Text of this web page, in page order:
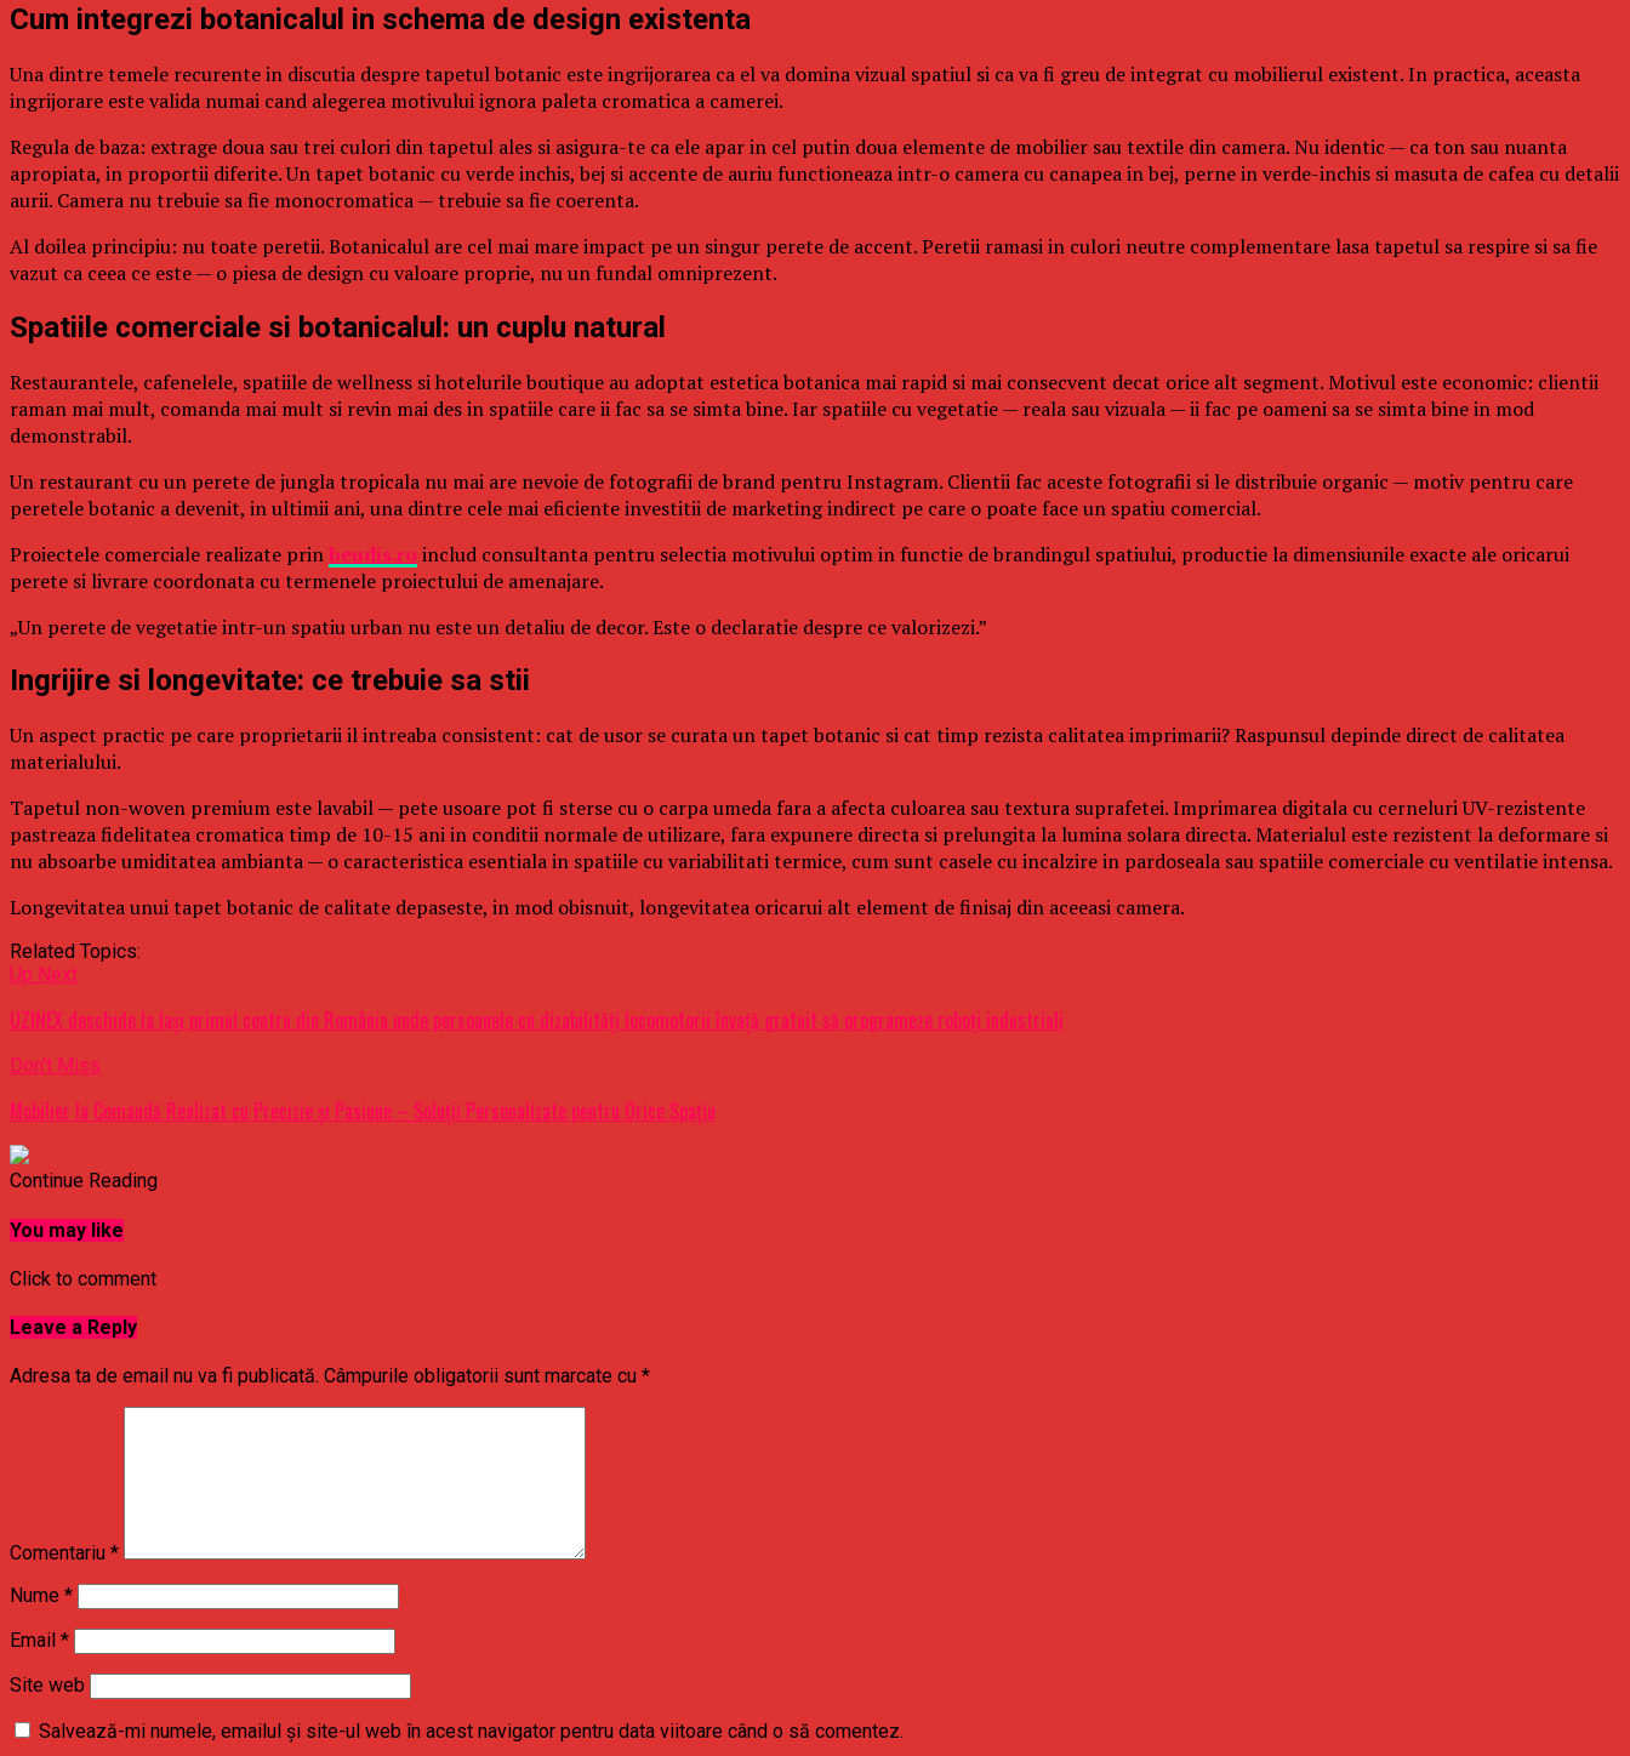
Cum integrezi botanicalul in schema de design existenta
Una dintre temele recurente in discutia despre tapetul botanic este ingrijorarea ca el va domina vizual spatiul si ca va fi greu de integrat cu mobilierul existent. In practica, aceasta
ingrijorare este valida numai cand alegerea motivului ignora paleta cromatica a camerei.
Regula de baza: extrage doua sau trei culori din tapetul ales si asigura-te ca ele apar in cel putin doua elemente de mobilier sau textile din camera. Nu identic — ca ton sau nuanta
apropiata, in proportii diferite. Un tapet botanic cu verde inchis, bej si accente de auriu functioneaza intr-o camera cu canapea in bej, perne in verde-inchis si masuta de cafea cu detalii
aurii. Camera nu trebuie sa fie monocromatica — trebuie sa fie coerenta.
Al doilea principiu: nu toate peretii. Botanicalul are cel mai mare impact pe un singur perete de accent. Peretii ramasi in culori neutre complementare lasa tapetul sa respire si sa fie
vazut ca ceea ce este — o piesa de design cu valoare proprie, nu un fundal omniprezent.
Spatiile comerciale si botanicalul: un cuplu natural
Restaurantele, cafenelele, spatiile de wellness si hotelurile boutique au adoptat estetica botanica mai rapid si mai consecvent decat orice alt segment. Motivul este economic: clientii
raman mai mult, comanda mai mult si revin mai des in spatiile care ii fac sa se simta bine. Iar spatiile cu vegetatie — reala sau vizuala — ii fac pe oameni sa se simta bine in mod
demonstrabil.
Un restaurant cu un perete de jungla tropicala nu mai are nevoie de fotografii de brand pentru Instagram. Clientii fac aceste fotografii si le distribuie organic — motiv pentru care
peretele botanic a devenit, in ultimii ani, una dintre cele mai eficiente investitii de marketing indirect pe care o poate face un spatiu comercial.
Proiectele comerciale realizate prinbeudis.ro includ consultanta pentru selectia motivului optim in functie de brandingul spatiului, productie la dimensiunile exacte ale oricarui
perete si livrare coordonata cu termenele proiectului de amenajare.
„Un perete de vegetatie intr-un spatiu urban nu este un detaliu de decor. Este o declaratie despre ce valorizezi.”
Ingrijire si longevitate: ce trebuie sa stii
Un aspect practic pe care proprietarii il intreaba consistent: cat de usor se curata un tapet botanic si cat timp rezista calitatea imprimarii? Raspunsul depinde direct de calitatea
materialului.
Tapetul non-woven premium este lavabil — pete usoare pot fi sterse cu o carpa umeda fara a afecta culoarea sau textura suprafetei. Imprimarea digitala cu cerneluri UV-rezistente
pastreaza fidelitatea cromatica timp de 10-15 ani in conditii normale de utilizare, fara expunere directa si prelungita la lumina solara directa. Materialul este rezistent la deformare si
nu absoarbe umiditatea ambianta — o caracteristica esentiala in spatiile cu variabilitati termice, cum sunt casele cu incalzire in pardoseala sau spatiile comerciale cu ventilatie intensa.
Longevitatea unui tapet botanic de calitate depaseste, in mod obisnuit, longevitatea oricarui alt element de finisaj din aceeasi camera.
Related Topics:
Up Next
UZINEX deschide la Iași primul centru din România unde persoanele cu dizabilități locomotorii învață gratuit să programeze roboți industriali
Don't Miss
Mobilier la Comandă Realizat cu Precizie și Pasiune – Soluții Personalizate pentru Orice Spațiu
Continue Reading
You may like
Click to comment
Leave a Reply
Adresa ta de email nu va fi publicată. Câmpurile obligatorii sunt marcate cu *
Comentariu *
Nume *
Email *
Site web
Salvează-mi numele, emailul și site-ul web în acest navigator pentru data viitoare când o să comentez.